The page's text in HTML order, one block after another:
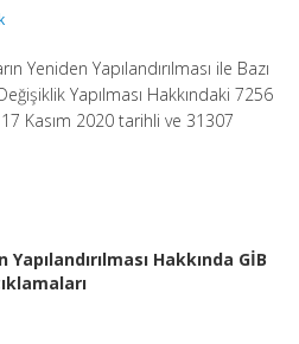
Yeniden Yapılandırılması ile Bazı
Yapılması Hakkındaki 7256
17 Kasım 2020 tarihli ve 31307
Hakkında GİB